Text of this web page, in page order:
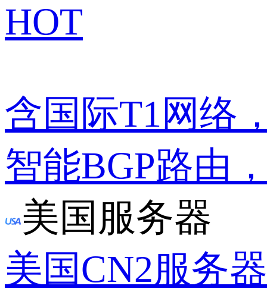
HOT
含国际T1网络
智能BGP路由
美国服务器
美国CN2服务器